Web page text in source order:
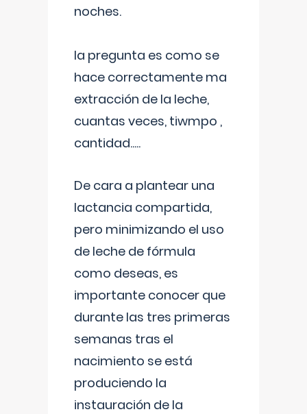
noches.
la pregunta es como se
hace correctamente ma
extracción de la leche,
cuantas veces, tiwmpo ,
cantidad.....
De cara a plantear una
lactancia compartida,
pero minimizando el uso
de leche de fórmula
como deseas, es
importante conocer que
durante las tres primeras
semanas tras el
nacimiento se está
produciendo la
instauración de la